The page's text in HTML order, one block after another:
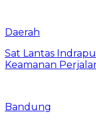
Daerah
Sat Lantas
Keamanan
Bandung